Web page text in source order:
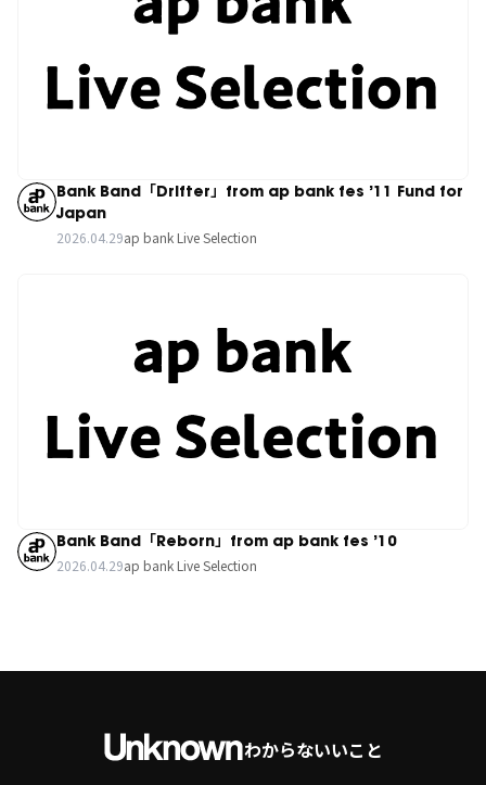
Bank Band「Drifter」from ap bank fes ’11 Fund for
Japan
2026.04.29ap bank Live Selection
Bank Band「Reborn」from ap bank fes ’10
2026.04.29ap bank Live Selection
わからないいこと